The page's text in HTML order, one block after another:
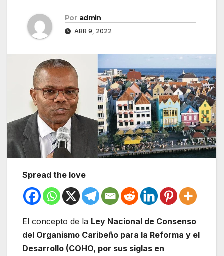
Por admin
ABR 9, 2022
Spread the love
El concepto de la Ley Nacional de Consenso
del Organismo Caribeño para la Reforma y el
Desarrollo (COHO, por sus siglas en